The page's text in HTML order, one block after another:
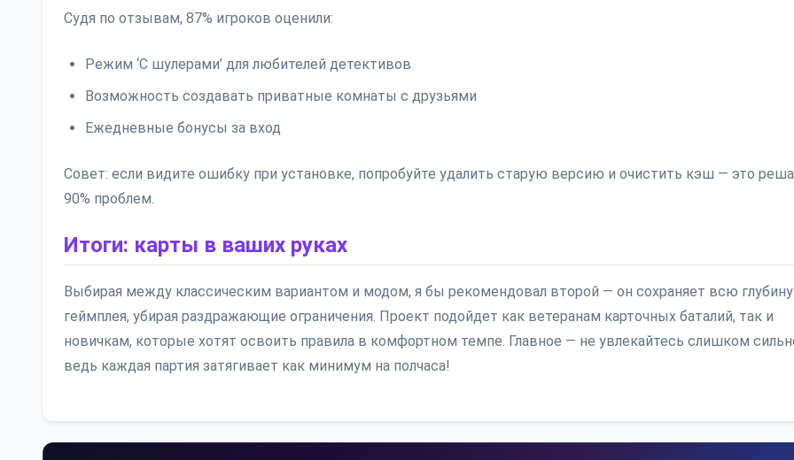
Судя по отзывам, 87% игроков оценили:
Режим ‘С шулерами’ для любителей детективов
Возможность создавать приватные комнаты с друзьями
Ежедневные бонусы за вход
Совет: если видите ошибку при установке, попробуйте удалить старую версию и очистить кэш — это
90% проблем.
Итоги: карты в ваших руках
Выбирая между классическим вариантом и модом, я бы рекомендовал второй — он сохраняет всю глубину
геймплея, убирая раздражающие ограничения. Проект подойдет как ветеранам карточных баталий, так и
новичкам, которые хотят освоить правила в комфортном темпе. Главное — не увлекайтесь слишком
ведь каждая партия затягивает как минимум на полчаса!